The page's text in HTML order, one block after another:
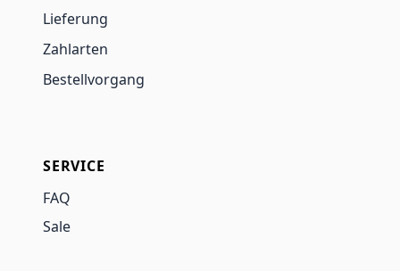
Lieferung
Zahlarten
Bestellvorgang
SERVICE
FAQ
Sale